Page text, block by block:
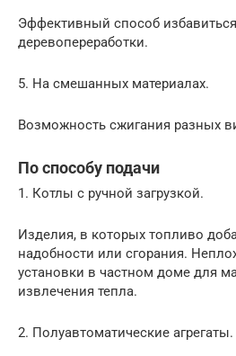
Эффективный способ
деревопереработки.
5. На смешанных материалах.
Возможность сжигания разных
По способу подачи
1. Котлы с ручной загрузкой.
Изделия, в которых топливо
надобности или сгорания.
установки в частном доме для
извлечения тепла.
2. Полуавтоматические агрегаты.